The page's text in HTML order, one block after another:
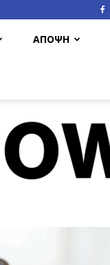
ΑΠΟΨΗ